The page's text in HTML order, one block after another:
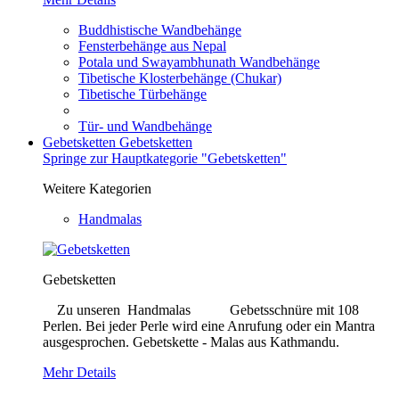
Buddhistische Wandbehänge
Fensterbehänge aus Nepal
Potala und Swayambhunath Wandbehänge
Tibetische Klosterbehänge (Chukar)
Tibetische Türbehänge
Tür- und Wandbehänge
Gebetsketten Gebetsketten
Springe zur Hauptkategorie "Gebetsketten"
Weitere Kategorien
Handmalas
Gebetsketten
Zu unseren Handmalas Gebetsschnüre mit 108
Perlen. Bei jeder Perle wird eine Anrufung oder ein Mantra
ausgesprochen. Gebetskette - Malas aus Kathmandu.
Mehr Details